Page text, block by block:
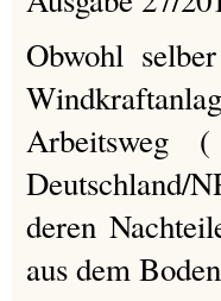
Obwohl
Arbeitsweg
Deutschland/
deren
aus dem